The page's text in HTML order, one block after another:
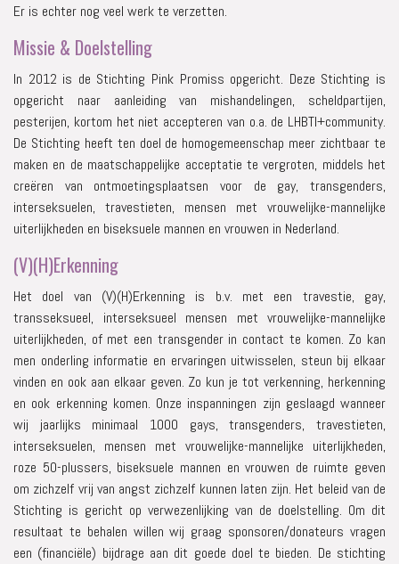
Er is echter nog veel werk te verzetten.
Missie & Doelstelling
In 2012 is de Stichting Pink Promiss opgericht. Deze Stichting is
opgericht naar aanleiding van mishandelingen, scheldpartijen,
pesterijen, kortom het niet accepteren van o.a. de LHBTI+community.
De Stichting heeft ten doel de homogemeenschap meer zichtbaar te
maken en de maatschappelijke acceptatie te vergroten, middels het
creëren van ontmoetingsplaatsen voor de gay, transgenders,
interseksuelen, travestieten, mensen met vrouwelijke-mannelijke
uiterlijkheden en biseksuele mannen en vrouwen in Nederland.
(V)(H)Erkenning
Het doel van (V)(H)Erkenning is b.v. met een travestie, gay,
transseksueel, interseksueel mensen met vrouwelijke-mannelijke
uiterlijkheden, of met een transgender in contact te komen. Zo kan
men onderling informatie en ervaringen uitwisselen, steun bij elkaar
vinden en ook aan elkaar geven. Zo kun je tot verkenning, herkenning
en ook erkenning komen. Onze inspanningen zijn geslaagd wanneer
wij jaarlijks minimaal 1000 gays, transgenders, travestieten,
interseksuelen, mensen met vrouwelijke-mannelijke uiterlijkheden,
roze 50-plussers, biseksuele mannen en vrouwen de ruimte geven
om zichzelf vrij van angst zichzelf kunnen laten zijn. Het beleid van de
Stichting is gericht op verwezenlijking van de doelstelling. Om dit
resultaat te behalen willen wij graag sponsoren/donateurs vragen
een (financiële) bijdrage aan dit goede doel te bieden. De stichting